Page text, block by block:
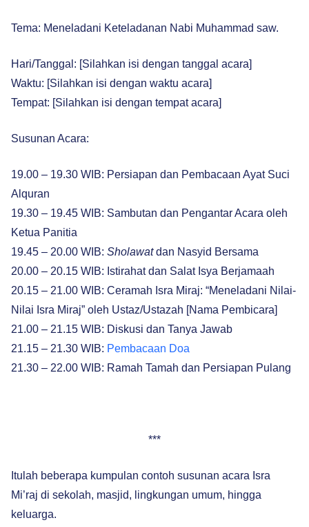
Tema: Meneladani Keteladanan Nabi Muhammad saw.
Hari/Tanggal: [Silahkan isi dengan tanggal acara]
Waktu: [Silahkan isi dengan waktu acara]
Tempat: [Silahkan isi dengan tempat acara]
Susunan Acara:
19.00 – 19.30 WIB: Persiapan dan Pembacaan Ayat Suci
Alquran
19.30 – 19.45 WIB: Sambutan dan Pengantar Acara oleh
Ketua Panitia
19.45 – 20.00 WIB: Sholawatdan Nasyid Bersama
20.00 – 20.15 WIB: Istirahat dan Salat Isya Berjamaah
20.15 – 21.00 WIB: Ceramah Isra Miraj: “Meneladani Nilai-
Nilai Isra Miraj” oleh Ustaz/Ustazah [Nama Pembicara]
21.00 – 21.15 WIB: Diskusi dan Tanya Jawab
21.15 – 21.30 WIB: Pembacaan Doa
21.30 – 22.00 WIB: Ramah Tamah dan Persiapan Pulang
***
Itulah beberapa kumpulan contoh susunan acara Isra
Mi’raj di sekolah, masjid, lingkungan umum, hingga
keluarga.